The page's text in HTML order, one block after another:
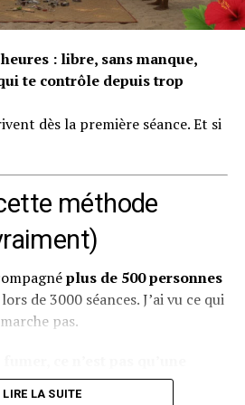
seul.
à aller
c’est
machine d’adaptation
constamment à économiser
des automatismes. Quand tu vis
prolongé — que ce soit de la
de la colère ou du
cerveau finit par considérer
C’est ce qu’on appelle en
émotionnelle
: libre, sans manque,
te contrôle depuis trop
dès la première séance. Et si
méthode
plus de 500 personnes
de 3000 séances. J’ai vu ce qui
pas.
LIRE LA SUITE